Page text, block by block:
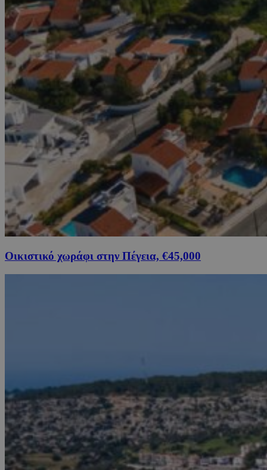
Οικιστικό χωράφι στην Πέγεια, €45,000